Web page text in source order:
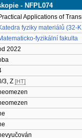
- NFPL074
Applications of
fyziky materiálů (32-
fyzikální fakulta
2022
3, Z [HT]